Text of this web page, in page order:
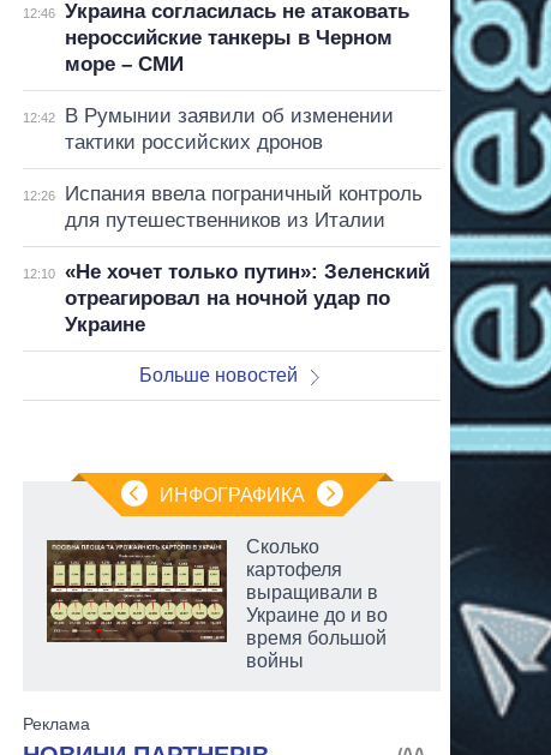
12:46
Украина согласилась не атаковать
нероссийские танкеры в Черном
море – СМИ
12:42
В Румынии заявили об изменении
тактики российских дронов
12:26
Испания ввела пограничный контроль
для путешественников из Италии
12:10
«Не хочет только путин»: Зеленский
отреагировал на ночной удар по
Украине
Больше новостей
ИНФОГРАФИКА
Сколько
картофеля
выращивали в
Украине до и во
время большой
войны